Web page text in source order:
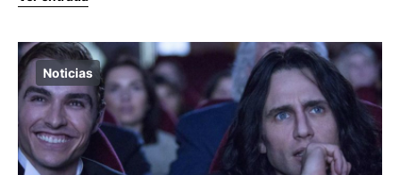
Noticias